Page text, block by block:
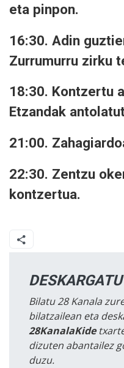
eta pinpon.
16:30. Adin
Zurrumurru zirku
18:30. Kontzertu
Etzandak
21:00.
22:30. Zentzu
kontzertua.
Bilatu 28 Kanala
bilatzailean eta
28KanalaKide
dizuten abantailez
duzu.